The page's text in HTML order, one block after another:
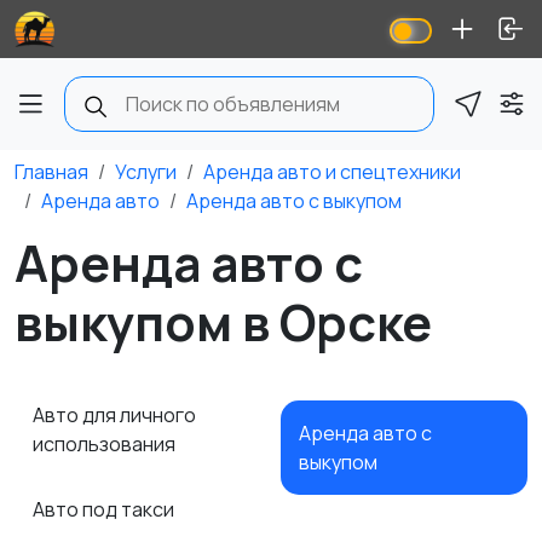
Главная Услуги
Аренда авто и спецтехники
Аренда авто
Аренда авто с выкупом
Аренда авто с
выкупом в Орске
Авто для личного
использования
Авто под такси
Аренда авто с
выкупом